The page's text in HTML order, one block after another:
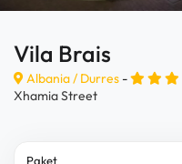
Vila Brais
Albania / Durres -
Xhamia Street
Paket